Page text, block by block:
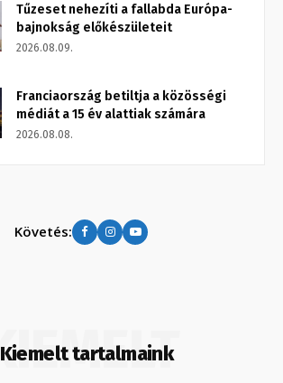
Tűzeset nehezíti a fallabda Európa-
bajnokság előkészületeit
2026.08.09.
Franciaország betiltja a közösségi
médiát a 15 év alattiak számára
2026.08.08.
Követés:
Kiemelt tartalmaink
KIEMELT